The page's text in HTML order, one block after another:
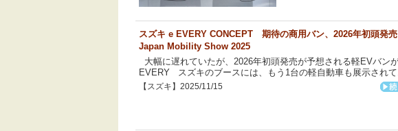
スズキ e EVERY CONCEPT 期待の商用バン、2026年初頭発
Japan Mobility Show 2025
大幅に遅れていたが、2026年初頭発売が予想される軽EVバン
EVERY スズキのブースには、もう1台の軽自動車も展示され
【スズキ】2025/11/15